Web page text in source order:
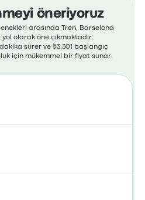
öneriyoruz
arasında Tren, Barselona
olarak öne çıkmaktadır.
sürer ve ₺3.301 başlangıç
için mükemmel bir fiyat sunar.